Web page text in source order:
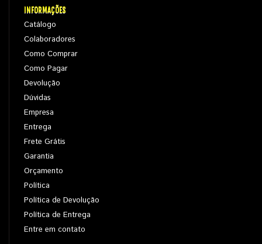
INFORMAÇÕES
Catálogo
Colaboradores
Como Comprar
Como Pagar
Devolução
Dúvidas
Empresa
Entrega
Frete Grátis
Garantia
Orçamento
Política
Política de Devolução
Política de Entrega
Entre em contato